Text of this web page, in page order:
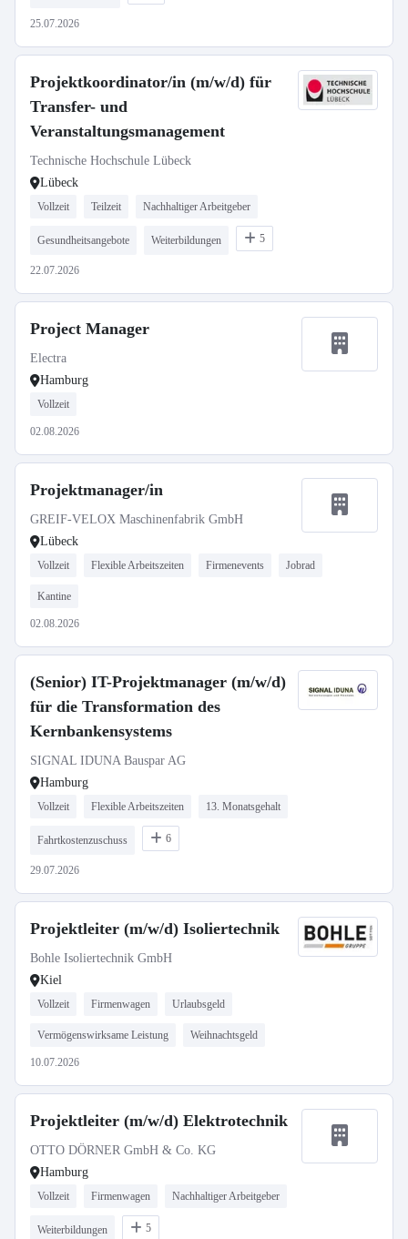
25.07.2026
Projektkoordinator/in (m/w/d) für
Transfer- und
Veranstaltungsmanagement
Technische Hochschule Lübeck
Lübeck
Vollzeit Teilzeit Nachhaltiger Arbeitgeber
Gesundheitsangebote Weiterbildungen 5
22.07.2026
Project Manager
Electra
Hamburg
Vollzeit
02.08.2026
Projektmanager/in
GREIF-VELOX Maschinenfabrik GmbH
Lübeck
Vollzeit Flexible Arbeitszeiten Firmenevents Jobrad
Kantine
02.08.2026
(Senior) IT-Projektmanager (m/w/d)
für die Transformation des
Kernbankensystems
SIGNAL IDUNA Bauspar AG
Hamburg
Vollzeit Flexible Arbeitszeiten 13. Monatsgehalt
Fahrtkostenzuschuss 6
29.07.2026
Projektleiter (m/w/d) Isoliertechnik
Bohle Isoliertechnik GmbH
Kiel
Vollzeit Firmenwagen Urlaubsgeld
Vermögenswirksame Leistung Weihnachtsgeld
10.07.2026
Projektleiter (m/w/d) Elektrotechnik
OTTO DÖRNER GmbH & Co. KG
Hamburg
Vollzeit Firmenwagen Nachhaltiger Arbeitgeber
Weiterbildungen 5